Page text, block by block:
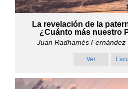
La revelación de la
¿Cuánto más nuestro
Juan Radhamés Fernández
Ver